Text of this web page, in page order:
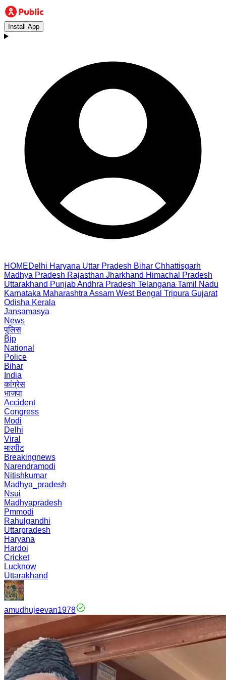
Install App
HOMEDelhi Haryana Uttar Pradesh Bihar Chhattisgarh
Madhya Pradesh Rajasthan Jharkhand Himachal Pradesh
Uttarakhand PunjabAndhra Pradesh Telangana Tamil Nadu
Karnataka Maharashtra Assam West Bengal Tripura Gujarat
Odisha Kerala
Jansamasya
News
पुलिस
Bjp
National
Police
Bihar
India
कांग्रेस
भाजपा
Accident
Congress
Modi
Delhi
Viral
मारपीट
Breakingnews
Narendramodi
Nitishkumar
Madhya_pradesh
Nsui
Madhyapradesh
Pmmodi
Rahulgandhi
Uttarpradesh
Haryana
Hardoi
Cricket
Lucknow
Uttarakhand
amudhujeevan1978